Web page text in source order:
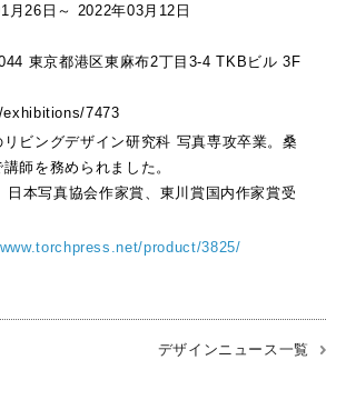
26日～ 2022年03月12日
東京都港区東麻布2丁目3-4 TKBビル 3F
7473
ビングデザイン研究科 写真専攻卒業。桑
師を務められました。
日本写真協会作家賞、東川賞国内作家賞受
product/3825/
デザインニュース一覧